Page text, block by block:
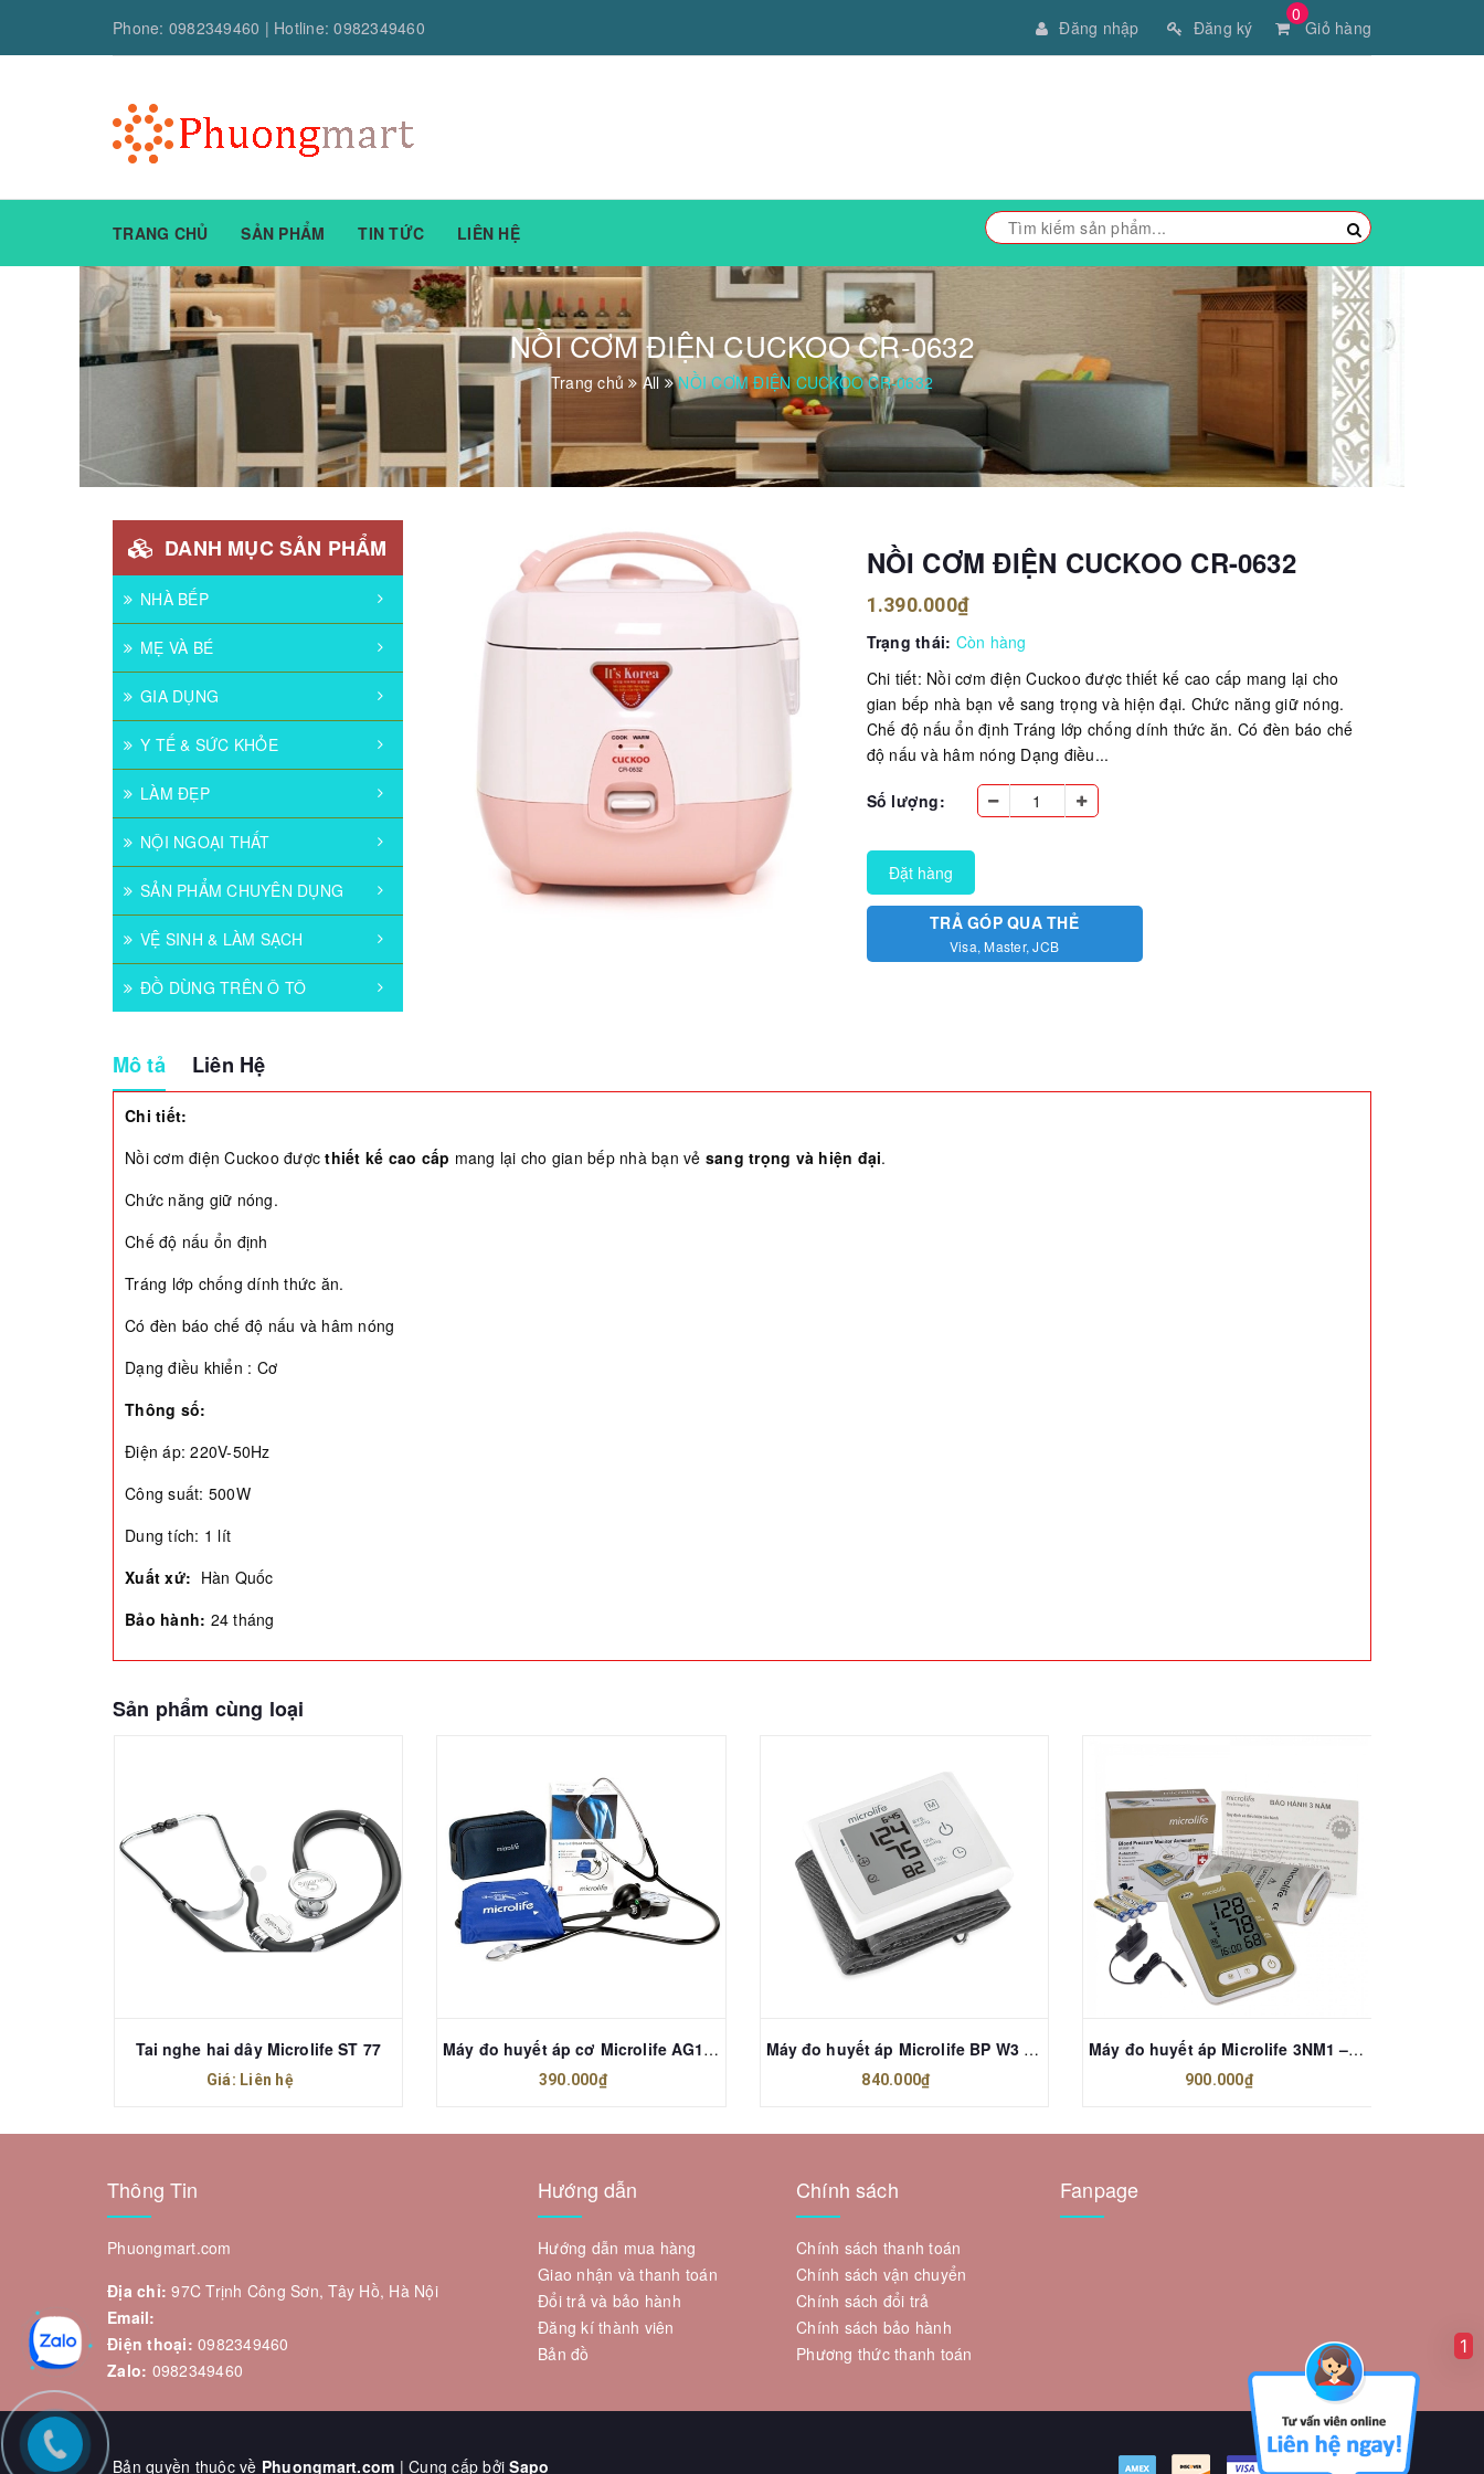
Phone: 0982349460 | Hotline:0982349460
0
Giỏ hàng
Đăng nhập Đăng ký
TRANG CHỦ SẢN PHẨM TIN TỨC LIÊN HỆ
NỒI CƠM ĐIỆN CUCKOO CR-0632
Trang chủ All NỒI CƠM ĐIỆN CUCKOO CR-0632
DANH MỤC SẢN PHẨM
NHÀ BẾP
MẸ VÀ BÉ
GIA DỤNG
Y TẾ & SỨC KHỎE
LÀM ĐẸP
NỘI NGOẠI THẤT
SẢN PHẨM CHUYÊN DỤNG
VỆ SINH & LÀM SẠCH
ĐỒ DÙNG TRÊN Ô TÔ
NỒI CƠM ĐIỆN CUCKOO CR-0632
1.390.000₫
Trạng thái: Còn hàng
Chi tiết: Nồi cơm điện Cuckoo được thiết kế cao cấp mang lại cho
gian bếp nhà bạn vẻ sang trọng và hiện đại. Chức năng giữ nóng.
Chế độ nấu ổn định Tráng lớp chống dính thức ăn. Có đèn báo chế
độ nấu và hâm nóng Dạng điều...
Số lượng:
Đặt hàng
TRẢ GÓP QUA THẺ
Visa, Master, JCB
Mô tả Liên Hệ
Chi tiết:
Nồi cơm điện Cuckoo đượcthiết kế cao cấp mang lại cho gian bếp nhà bạn vẻ sang trọng và hiện đại.
Chức năng giữ nóng.
Chế độ nấu ổn định
Tráng lớp chống dính thức ăn.
Có đèn báo chế độ nấu và hâm nóng
Dạng điều khiển : Cơ
Thông số:
Điện áp: 220V-50Hz
Công suất: 500W
Dung tích: 1 lít
Xuất xứ: Hàn Quốc
Bảo hành: 24 tháng
Sản phẩm cùng loại
Tai nghe hai dây Microlife ST 77
Giá: Liên hệ
Máy đo huyết áp cơ Microlife AG1-20
390.000₫
Máy đo huyết áp Microlife BP W3 Comfort
840.000₫
Máy đo huyết áp Microlife 3NM1 – 3E
900.000₫
Thông Tin
Phuongmart.com
Địa chỉ: 97C Trịnh Công Sơn, Tây Hồ, Hà Nội
Email:
Điện thoại: 0982349460
Zalo: 0982349460
Hướng dẫn
Hướng dẫn mua hàng
Giao nhận và thanh toán
Đổi trả và bảo hành
Đăng kí thành viên
Bản đồ
Chính sách
Chính sách thanh toán
Chính sách vận chuyển
Chính sách đổi trả
Chính sách bảo hành
Phương thức thanh toán
Fanpage
Bản quyền thuộc về Phuongmart.com | Cung cấp bởiSapo
1